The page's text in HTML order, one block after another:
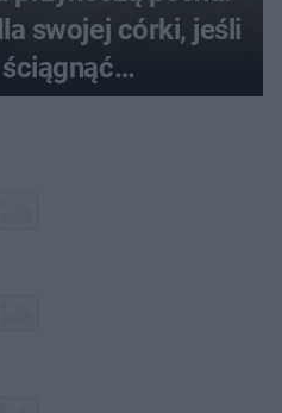
swojej córki, jeśli